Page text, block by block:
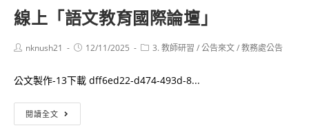
究
研
討
大
「全
青
少
線上「語文教育國際論壇」
Postnknush21
Post12/11/2025
Post3. 教師研習 /公告來文/教務處公告
公文製作-13下載 dff6ed22-d474-493d-8...
閱讀全文